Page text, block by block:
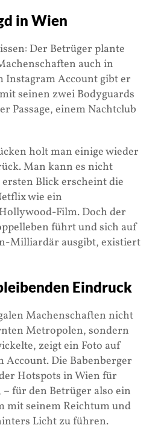
in Wien
Der Betrüger plante
auch in
Instagram Account gibt er
seinen zwei Bodyguards
Passage, einem Nachtclub
holt man einige wieder
Man kann es nicht
Blick erscheint die
wie ein
Film. Doch der
führt und sich auf
Milliardär ausgibt, existiert
Eindruck
Machenschaften nicht
Metropolen, sondern
zeigt ein Foto auf
Account. Die Babenberger
Hotspots in Wien für
für den Betrüger also ein
mit seinem Reichtum und
Licht zu führen.